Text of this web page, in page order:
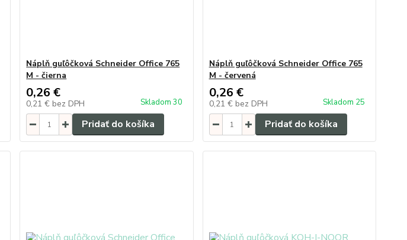
Náplň guľôčková Schneider Office 765
M - čierna
0,26 €
0,21 € bez DPH Skladom 30
Pridať do košíka
Náplň guľôčková Schneider Office 765
M - červená
0,26 €
0,21 € bez DPH Skladom 25
Pridať do košíka